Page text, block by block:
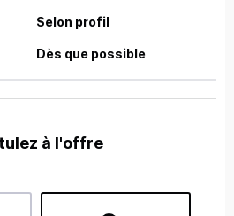
Selon profil
Dès que possible
à l'offre